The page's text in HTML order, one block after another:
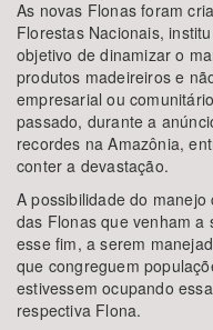
As novas Flonas foram
Florestas Nacionais,
objetivo de dinamizar o
produtos madeireiros e
empresarial ou
passado, durante a
recordes na Amazônia,
conter a devastação.
A possibilidade do
das Flonas que venham a
esse fim, a serem
que congreguem
estivessem ocupando
respectiva Flona.